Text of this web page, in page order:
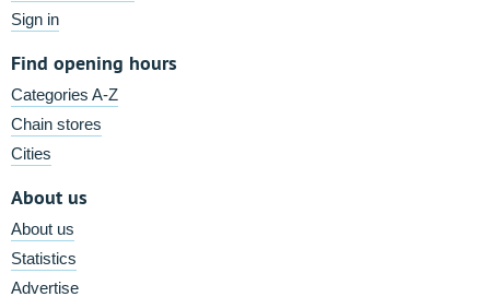
Sign in
Find opening hours
Categories A-Z
Chain stores
Cities
About us
About us
Statistics
Advertise